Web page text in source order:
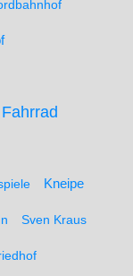
Fahrrad
Kneipe
Sven Kraus